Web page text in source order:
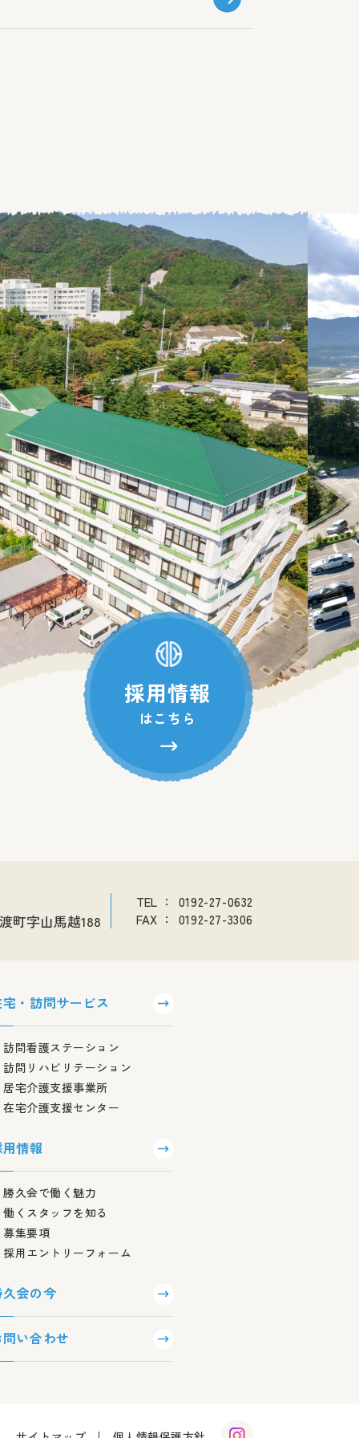
採用情報
はこちら
町字山馬越188
TEL ：
0192-27-0632
FAX ： 0192-27-3306
・訪問サービス
訪問看護ステーション
訪問リハビリテーション
居宅介護支援事業所
在宅介護支援センター
情報
勝久会で働く魅力
働くスタッフを知る
募集要項
採用エントリーフォーム
会の今
い合わせ